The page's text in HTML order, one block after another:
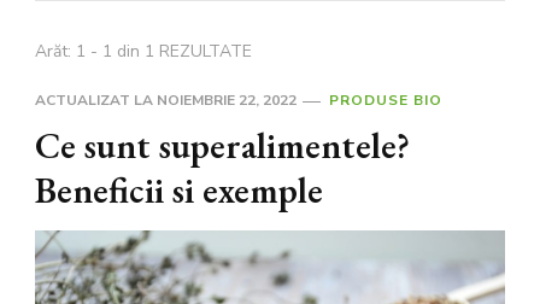
Arăt: 1 - 1 din 1 REZULTATE
ACTUALIZAT LA NOIEMBRIE 22, 2022 PRODUSE BIO
Ce sunt superalimentele?
Beneficii si exemple